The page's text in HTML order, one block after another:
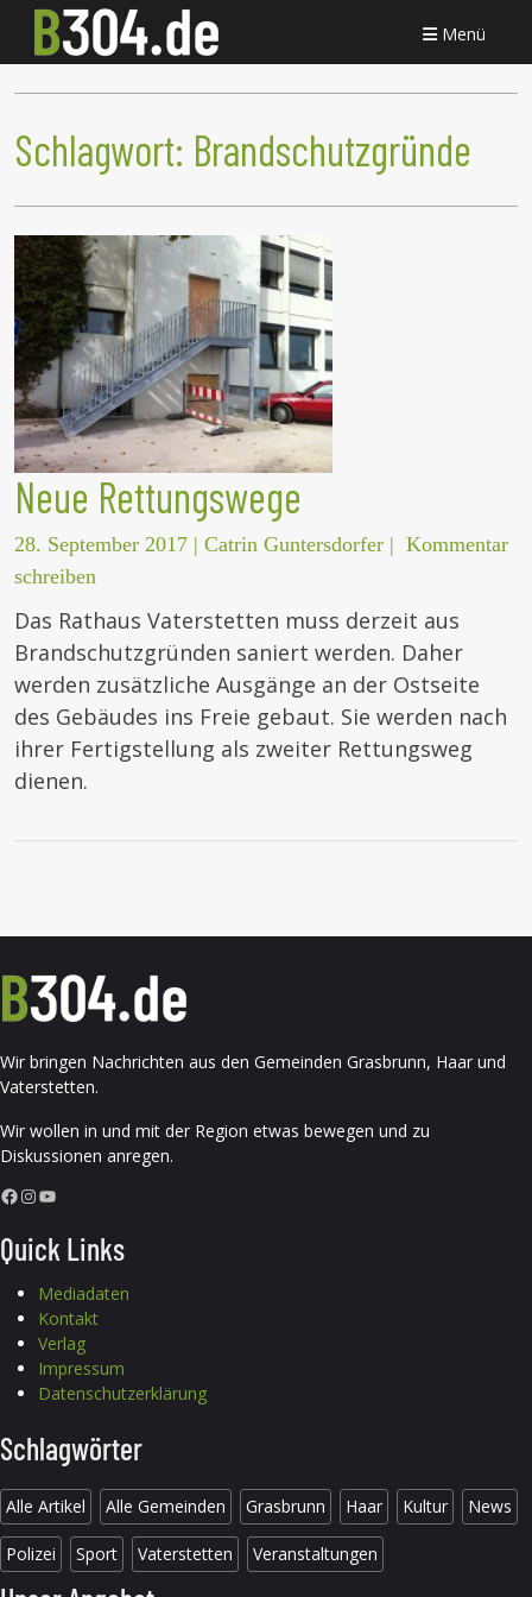
Menü
Schlagwort: Brandschutzgründe
Neue Rettungswege
28. September 2017 | Catrin Guntersdorfer | Kommentar
schreiben
Das Rathaus Vaterstetten muss derzeit aus
Brandschutzgründen saniert werden. Daher
werden zusätzliche Ausgänge an der Ostseite
des Gebäudes ins Freie gebaut. Sie werden nach
ihrer Fertigstellung als zweiter Rettungsweg
dienen.
Wir bringen Nachrichten aus den Gemeinden Grasbrunn, Haar und
Vaterstetten.
Wir wollen in und mit der Region etwas bewegen und zu
Diskussionen anregen.
Facebook InstagramYouTube
Quick Links
Mediadaten
Kontakt
Verlag
Impressum
Datenschutzerklärung
Schlagwörter
Alle Artikel Alle Gemeinden Grasbrunn Haar Kultur News
Polizei Sport Vaterstetten Veranstaltungen